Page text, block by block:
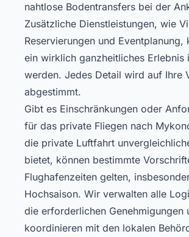
nahtlose Bodentransfers bei der
Zusätzliche Dienstleistungen, wie
Reservierungen und Eventplanung,
ein wirklich ganzheitliches Erlebnis
werden. Jedes Detail wird auf Ihre
abgestimmt.
Gibt es Einschränkungen oder
für das private Fliegen nach
die private Luftfahrt
bietet, können bestimmte
Flughafenzeiten gelten,
Hochsaison. Wir verwalten alle
die erforderlichen Genehmigungen
koordinieren mit den lokalen